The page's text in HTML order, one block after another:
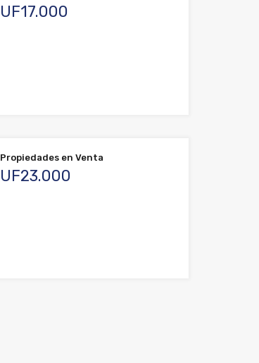
UF17.000
Propiedades en Venta
UF23.000